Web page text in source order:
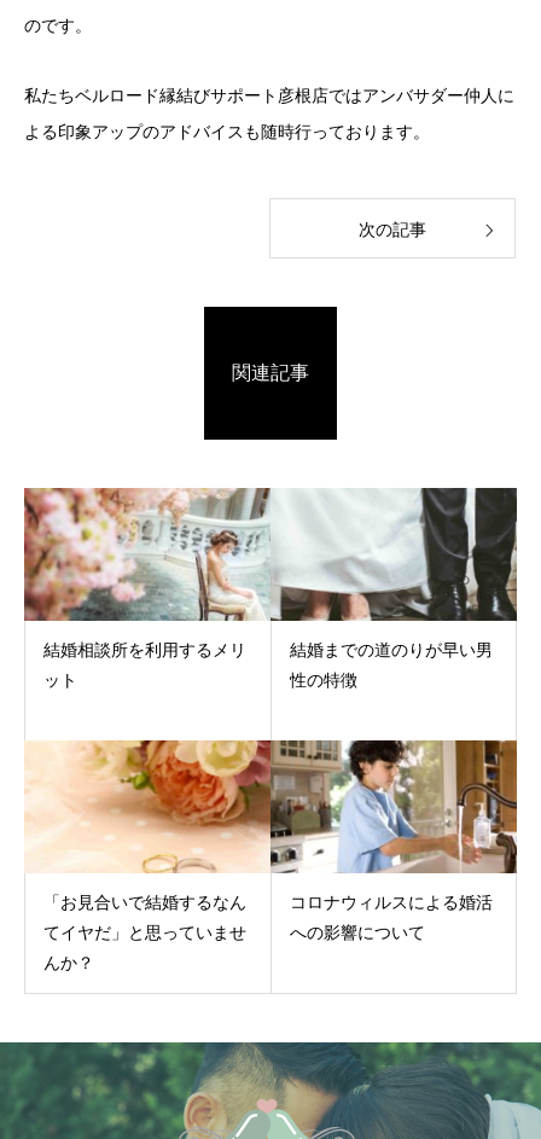
のです。
私たちベルロード縁結びサポート彦根店ではアンバサダー仲人に
よる印象アップのアドバイスも随時行っております。
次の記事
関連記事
結婚相談所を利用するメリ
ット
結婚までの道のりが早い男
性の特徴
「お見合いで結婚するなん
てイヤだ」と思っていませ
んか？
コロナウィルスによる婚活
への影響について